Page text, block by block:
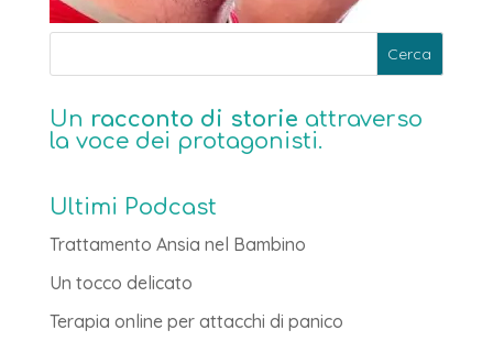
Un racconto di storie attraverso
la voce dei protagonisti.
Ultimi Podcast
Trattamento Ansia nel Bambino
Un tocco delicato
Terapia online per attacchi di panico